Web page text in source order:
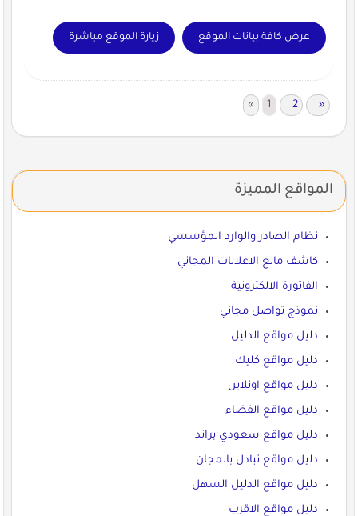
عرض كافة بيانات الموقع زيارة الموقع مباشرة
« 2 »
المواقع المميزة
نظام الصادر والوارد المؤسسي
كاشف مانع الاعلانات المجاني
الفاتورة الالكترونية
نموذج تواصل مجاني
دليل مواقع الدليل
دليل مواقع كليك
دليل مواقع اونلاين
دليل مواقع الفضاء
دليل مواقع سعودي براند
دليل مواقع تبادل بالمجان
دليل مواقع الدليل السهل
دليل مواقع الاقرب